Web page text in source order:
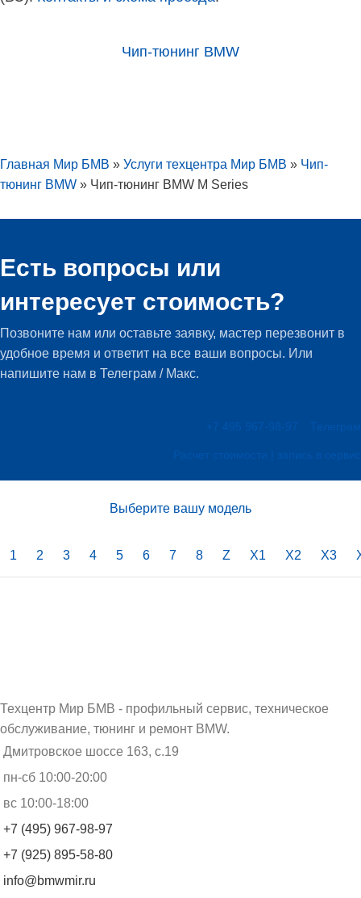
Чип-тюнинг BMW
Главная Мир БМВ » Услуги техцентра Мир БМВ » Чип-
тюнинг BMW » Чип-тюнинг BMW M Series
Есть вопросы или
интересует стоимость?
Позвоните нам или оставьте заявку, мастер перезвонит в
удобное время и ответит на все ваши вопросы. Или
напишите нам в Телеграм / Макс.
+7 495 967-98-97 Телеграм
Расчет стоимости | запись в сервис
Выберите вашу модель
1 2 3 4 5 6 7 8 Z X1 X2 X3
Техцентр Мир БМВ - профильный сервис, техническое
обслуживание, тюнинг и ремонт BMW.
Дмитровское шоссе 163, с.19
пн-сб 10:00-20:00
вс 10:00-18:00
+7 (495) 967-98-97
+7 (925) 895-58-80
info@bmwmir.ru